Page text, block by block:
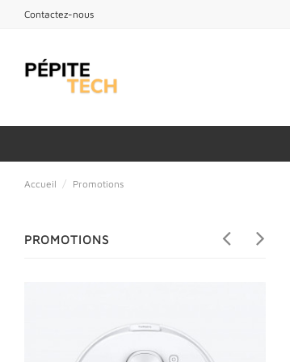
Contactez-nous
Accueil Promotions
PROMOTIONS